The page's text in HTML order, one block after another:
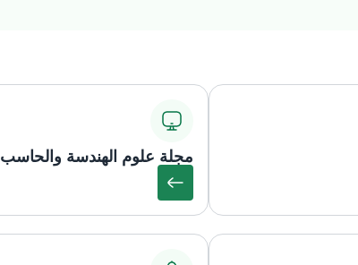
مجلة علوم الهندسة والحاسب